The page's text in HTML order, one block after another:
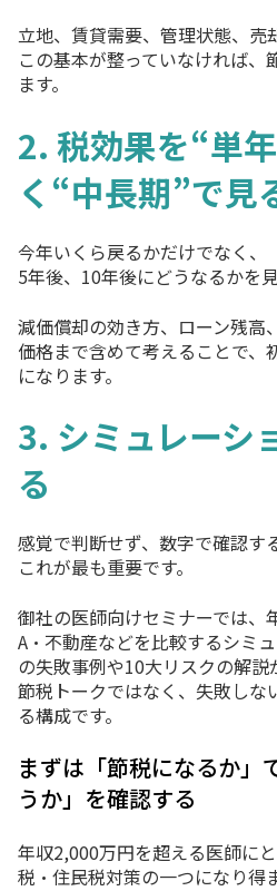
立地、賃貸需要、管理状態、売
この基本が整っていなければ、
ます。
2. 税効果を“単
く“中長期”で見
今年いくら戻るかだけでなく、
5年後、10年後にどうなるかを
減価償却の効き方、ローン残高
価格まで含めて考えることで、
になります。
3. シミュレーシ
る
感覚で判断せず、数字で確認す
これが最も重要です。
御社の医師向けセミナーでは、
A・不動産などを比較するシミ
の失敗事例や10大リスクの解説
節税トークではなく、失敗しな
る構成です。
まずは「節税になるか」
うか」を確認する
年収2,000万円を超える医師に
税・住民税対策の一つになり得